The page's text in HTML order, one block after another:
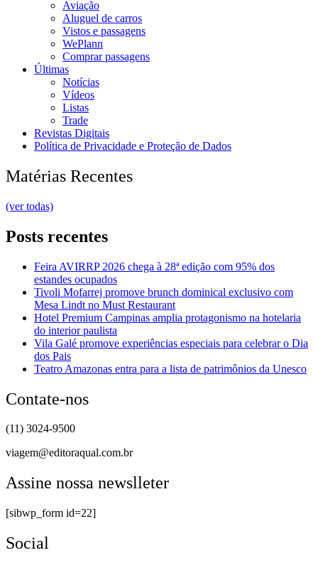
Aviação
Aluguel de carros
Vistos e passagens
WePlann
Comprar passagens
Últimas
Notícias
Vídeos
Listas
Trade
Revistas Digitais
Política de Privacidade e Proteção de Dados
Matérias Recentes
(ver todas)
Posts recentes
Feira AVIRRP 2026 chega à 28ª edição com 95% dos
estandes ocupados
Tivoli Mofarrej promove brunch dominical exclusivo com
Mesa Lindt no Must Restaurant
Hotel Premium Campinas amplia protagonismo na hotelaria
do interior paulista
Vila Galé promove experiências especiais para celebrar o Dia
dos Pais
Teatro Amazonas entra para a lista de patrimônios da Unesco
Contate-nos
(11) 3024-9500
viagem@editoraqual.com.br
Assine nossa newslleter
[sibwp_form id=22]
Social